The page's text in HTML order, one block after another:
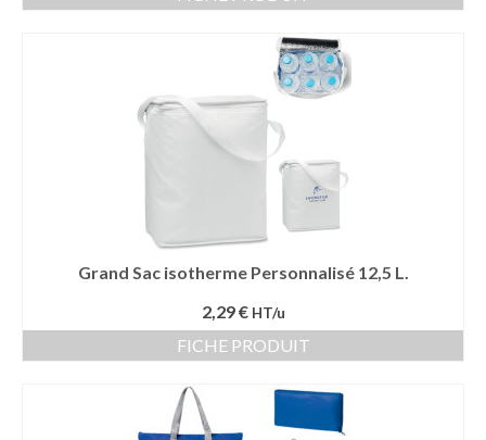
Grand Sac isotherme Personnalisé 12,5 L.
2,29 € HT/u
FICHE PRODUIT